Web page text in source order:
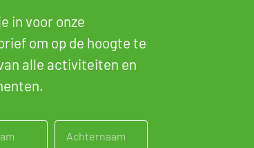
in voor onze
om op de hoogte te
alle activiteiten en